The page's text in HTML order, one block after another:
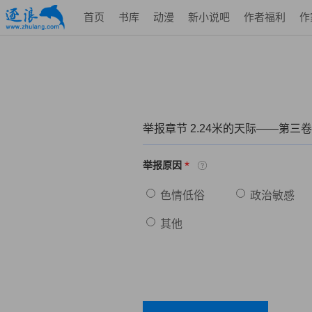
首页 书库 动漫 新小说吧 作者福利 作
举报章节 2.24米的天际——第三
举报原因 *
色情低俗 政治敏感
其他